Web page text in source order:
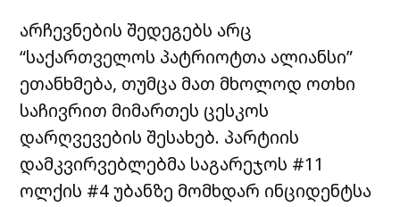
არჩევნების შედეგებს არც
“საქართველოს პატრიოტთა ალიანსი”
ეთანხმება, თუმცა მათ მხოლოდ ოთხი
საჩივრით მიმართეს ცესკოს
დარღვევების შესახებ. პარტიის
დამკვირვებლებმა საგარეჯოს #11
ოლქის #4 უბანზე მომხდარ ინციდენტსა